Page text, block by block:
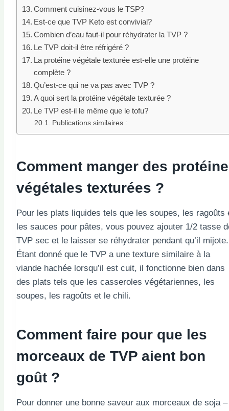
Comment cuisinez-vous le TSP?
Est-ce que TVP Keto est convivial?
Combien d’eau faut-il pour réhydrater la TVP ?
Le TVP doit-il être réfrigéré ?
La protéine végétale texturée est-elle une protéine
complète ?
Qu’est-ce qui ne va pas avec TVP ?
A quoi sert la protéine végétale texturée ?
Le TVP est-il le même que le tofu?
Publications similaires :
Comment manger des
végétales texturées ?
Pour les plats liquides tels que les soupes, les ragoûts
les sauces pour pâtes, vous pouvez ajouter 1/2 tasse
TVP sec et le laisser se réhydrater pendant qu’il mijote.
Étant donné que le TVP a une texture similaire à la
viande hachée lorsqu’il est cuit, il fonctionne bien dans
des plats tels que les casseroles végétariennes, les
soupes, les ragoûts et le chili.
Comment faire pour que les
morceaux de TVP aient bon
goût ?
Pour donner une bonne saveur aux morceaux de soja –